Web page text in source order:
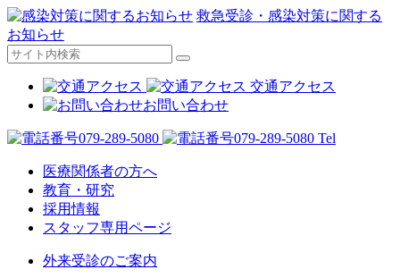
救急受診・感染対策に関する
お知らせ
交通アクセス
お問い合わせ
Tel
医療関係者の方へ
教育・研究
採用情報
スタッフ専用ページ
外来受診のご案内